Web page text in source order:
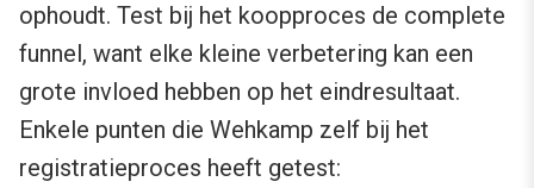
ophoudt. Test bij het koopproces de complete
funnel, want elke kleine verbetering kan een
grote invloed hebben op het eindresultaat.
Enkele punten die Wehkamp zelf bij het
registratieproces heeft getest: